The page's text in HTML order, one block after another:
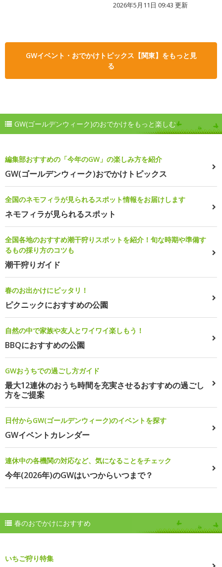
2026年5月11日 09:43 更新
GWイベント・おでかけトピックス【関東】をもっと見
る
GW(ゴールデンウィーク)のおでかけをもっと楽しむ
編集部おすすめの「今年のGW」の楽しみ方を紹介
GW(ゴールデンウィーク)おでかけトピックス
全国のネモフィラが見られるスポット情報をお届けします
ネモフィラが見られるスポット
全国各地のおすすめ潮干狩りスポットを紹介！旬な時期や準備す
るもの採り方のコツも
潮干狩りガイド
春のお出かけにピッタリ！
ピクニックにおすすめの公園
自然の中で家族や友人とワイワイ楽しもう！
BBQにおすすめの公園
GWおうちでの過ごし方ガイド
最大12連休のおうち時間を充実させるおすすめの過ごし
方をご提案
日付からGW(ゴールデンウィーク)のイベントを探す
GWイベントカレンダー
連休中の各機関の対応など、気になることをチェック
今年(2026年)のGWはいつからいつまで？
春のおでかけにおすすめ
いちご狩り特集